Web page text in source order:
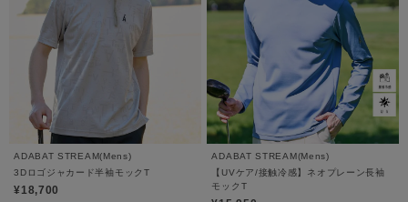
ADABAT STREAM(Mens)
3Dロゴジャカード半袖モックT
¥18,700
ADABAT STREAM(Mens)
【UVケア/接触冷感】ネオプレーン長袖
モックT